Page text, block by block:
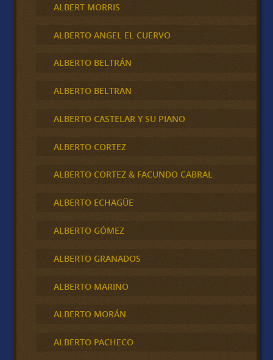
ALBERT MORRIS
ALBERTO ANGEL EL CUERVO
ALBERTO BELTRÁN
ALBERTO BELTRAN
ALBERTO CASTELAR Y SU PIANO
ALBERTO CORTEZ
ALBERTO CORTEZ & FACUNDO CABRAL
ALBERTO ECHAGÜE
ALBERTO GÓMEZ
ALBERTO GRANADOS
ALBERTO MARINO
ALBERTO MORÁN
ALBERTO PACHECO